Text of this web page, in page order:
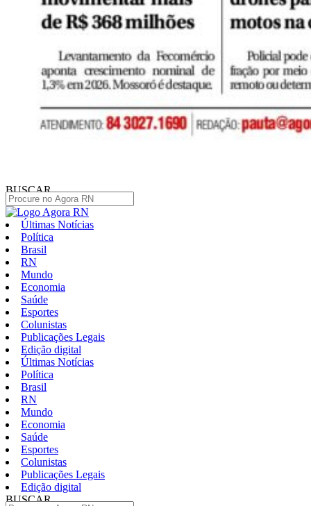
BUSCAR
Últimas Notícias
Política
Brasil
RN
Mundo
Economia
Saúde
Esportes
Colunistas
Publicações Legais
Edição digital
Últimas Notícias
Política
Brasil
RN
Mundo
Economia
Saúde
Esportes
Colunistas
Publicações Legais
Edição digital
BUSCAR